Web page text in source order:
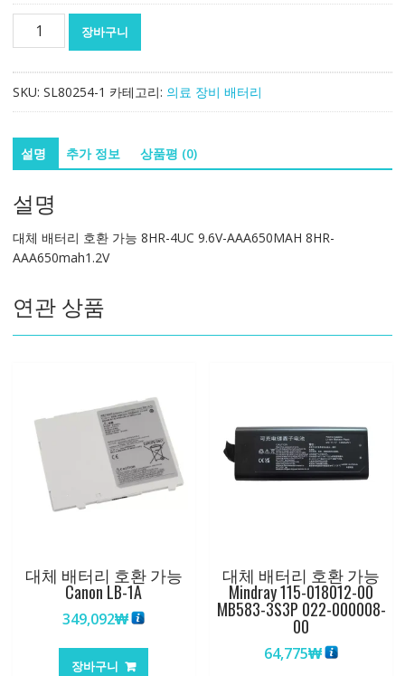
리
환
가
8HR-
9.6V-
AAA650MAH
AAA650mah1.2V
수
량
장바구니
SKU: SL80254-1 카테고리: 의료 장비 배터리
설명 추가 정보 상품평 (0)
설명
대체 배터리 호환 가능 8HR-4UC 9.6V-AAA650MAH 8HR-
AAA650mah1.2V
연관 상품
대체 배터리 호환 가능
Canon LB-1A
349,092₩
장바구니
대체 배터리 호환 가능
Mindray 115-018012-00
MB583-3S3P 022-000008-
00
64,775₩